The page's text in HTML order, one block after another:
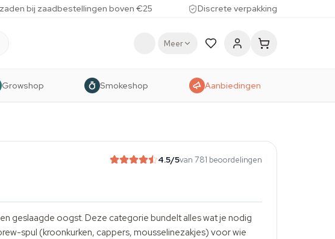
bij zaadbestellingen boven €25 Discrete verpakking
Meer
Growshop Smokeshop Aanbiedingen
4.5/5van 781 beoordelingen
geslaagde oogst. Deze categorie bundelt alles wat je nodig
spul (kroonkurken, cappers, mousselinezakjes) voor wie